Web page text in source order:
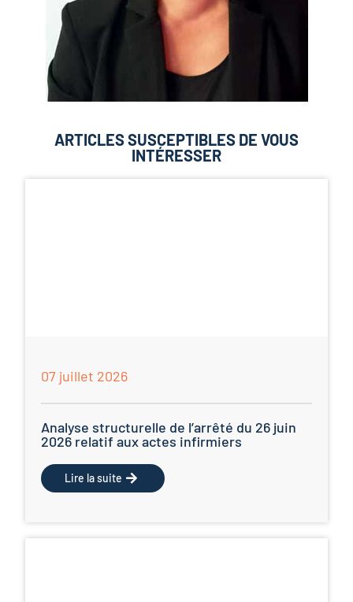
ARTICLES SUSCEPTIBLES DE VOUS
INTÉRESSER
07 juillet 2026
Analyse structurelle de l’arrêté du 26 juin
2026 relatif aux actes infirmiers
Lire la suite